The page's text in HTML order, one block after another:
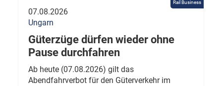
Rail Business
07.08.2026
Ungarn
Güterzüge dürfen wieder ohne
Pause durchfahren
Ab heute (07.08.2026) gilt das
Abendfahrverbot für den Güterverkehr im